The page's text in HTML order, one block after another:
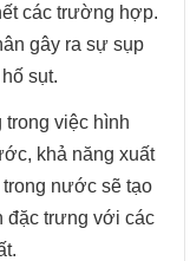
các trường hợp.
gây ra sự sụp
sụt.
trong việc hình
khả năng xuất
trong nước sẽ tạo
đặc trưng với các